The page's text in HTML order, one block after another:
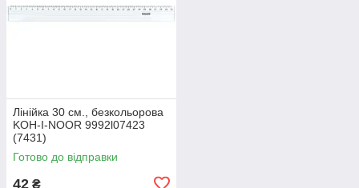
Лінійка 30 см., безкольорова
KOH-I-NOOR 9992l07423
(7431)
Готово до відправки
42 ₴